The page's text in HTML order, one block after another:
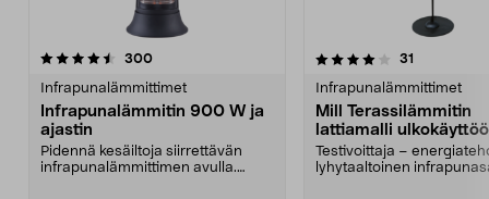
300arvostelut
Infrapunalämmittimet
Infrapunalämmitin 900 W ja
ajastin
Pidennä kesäiltoja siirrettävän
infrapunalämmittimen avulla.
4.0 viidestä
31
Infrapunalämmittimet
Mill Terassilämmitin
lattiamalli
CB2000FLOOR
Testivoittaja –
lyhytaaltoinen
3.5 viidestä